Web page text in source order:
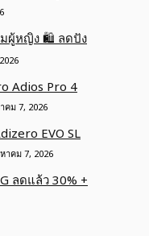
มผู้หญิง 🛍️ ลดปัง
Adios Pro 4
คม 7, 2026
EVO SL
าคม 7, 2026
ลดแล้ว 30% +